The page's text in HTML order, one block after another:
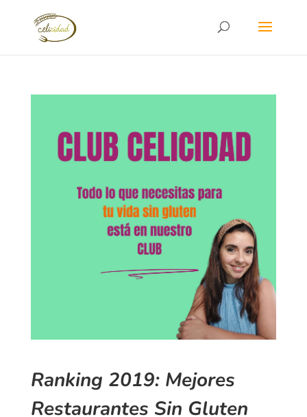
Ranking 2019: Mejores
Restaurantes Sin Gluten